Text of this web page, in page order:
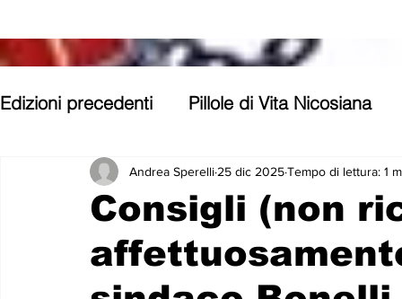
Edizioni precedenti Pillole di Vita Nicosiana
Parole, pensieri, opere e opinioni
Con gli occhi di uno Zoomer Politica
Consigli (non
Andrea Sperelli 25 dic 2025Tempo di lettura: 1